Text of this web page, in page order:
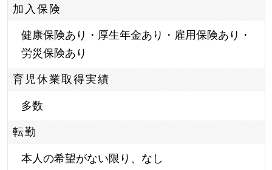
加入保険
健康保険あり・厚生年金あり・雇用保険あり・
労災保険あり
育児休業取得実績
多数
転勤
本人の希望がない限り、なし